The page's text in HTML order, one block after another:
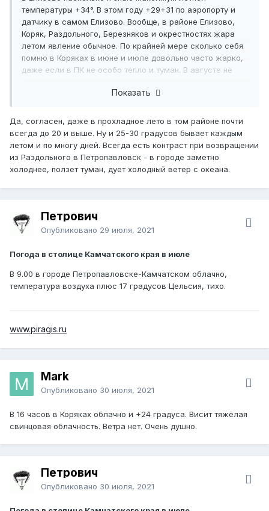
температуры +34°. В этом году +29+31 по аэропорту и
датчику в самом Елизово. Вообще, в районе Елизово,
Коряк, Раздольного, Березняков и окрестностях жара
летом явление обычное. По крайней мере сколько себя
помню в Коряках в июне и июле довольно часто жарко,
даже если в ПК не особо тепло и туман. В августе не
Показать
Да, согласен, даже в прохладное лето в том районе почти
всегда до 20 и выше. Ну и 25-30 градусов бывает каждым
летом и по многу дней. Всегда есть контраст при возвращении
из Раздольного в Петропавловск - в городе заметно
холоднее, ползет туман, дует холодный ветер с океана.
Петрович
Опубликовано 29 июля, 2021
Погода в столице Камчатского края в июле
В 9.00 в городе Петропавловске-Камчатском облачно,
температура воздуха плюс 17 градусов Цельсия, тихо.
www.piragis.ru
Mark
Опубликовано 30 июля, 2021
В 16 часов в Коряках облачно и +24 градуса. Висит тяжёлая
свинцовая облачность. Ветра нет. Очень душно.
Петрович
Опубликовано 30 июля, 2021